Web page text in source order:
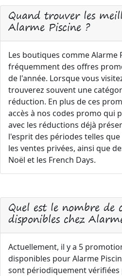
Quand trouver les
Alarme Piscine ?
Les boutiques comme Alarme
fréquemment des offres
de l'année. Lorsque vous
trouverez souvent une
réduction. En plus de ces
accès à nos codes promo qui
avec les réductions déjà
l'esprit des périodes telles
les ventes privées, ainsi que
Noël et les French Days.
Quel est le nombre de
disponibles chez
Actuellement, il y a 5
disponibles pour Alarme
sont périodiquement